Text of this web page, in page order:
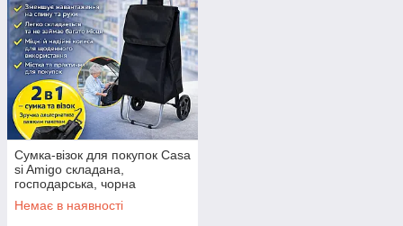
Сумка-візок для покупок Casa
si Amigo складана,
господарська, чорна
ЕКОБОКС
Немає в наявності